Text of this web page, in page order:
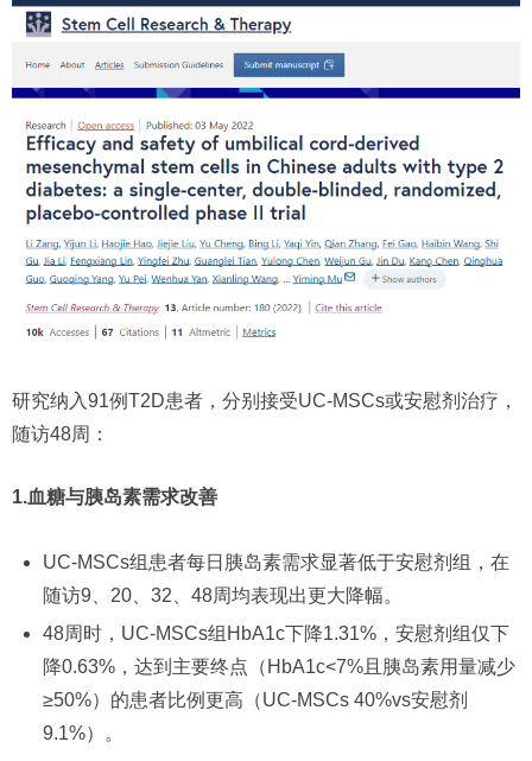
研究纳入91例T2D患者，分别接受UC-MSCs或安慰剂治疗，
随访48周：
1.血糖与胰岛素需求改善
UC-MSCs组患者每日胰岛素需求显著低于安慰剂组，在
随访9、20、32、48周均表现出更大降幅。
48周时，UC-MSCs组HbA1c下降1.31%，安慰剂组仅下
降0.63%，达到主要终点（HbA1c<7%且胰岛素用量减少
≥50%）的患者比例更高（UC-MSCs 40%vs安慰剂
9.1%）。